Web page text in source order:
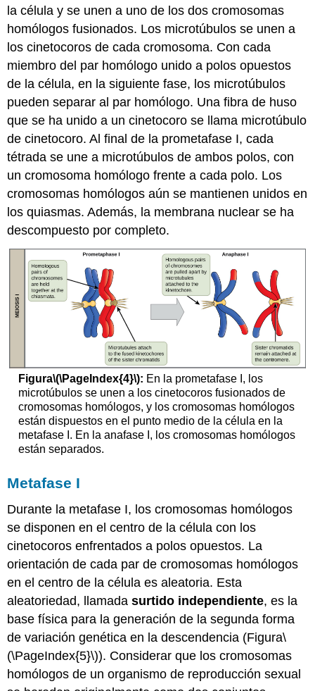
la célula y se unen a uno de los dos cromosomas
homólogos fusionados. Los microtúbulos se unen a
los cinetocoros de cada cromosoma. Con cada
miembro del par homólogo unido a polos opuestos
de la célula, en la siguiente fase, los microtúbulos
pueden separar al par homólogo. Una fibra de huso
que se ha unido a un cinetocoro se llama microtúbulo
de cinetocoro. Al final de la prometafase I, cada
tétrada se une a microtúbulos de ambos polos, con
un cromosoma homólogo frente a cada polo. Los
cromosomas homólogos aún se mantienen unidos en
los quiasmas. Además, la membrana nuclear se ha
descompuesto por completo.
Figura\(\PageIndex{4}\): En la prometafase I, los
microtúbulos se unen a los cinetocoros fusionados de
cromosomas homólogos, y los cromosomas homólogos
están dispuestos en el punto medio de la célula en la
metafase I. En la anafase I, los cromosomas homólogos
están separados.
Metafase I
Durante la metafase I, los cromosomas homólogos
se disponen en el centro de la célula con los
cinetocoros enfrentados a polos opuestos. La
orientación de cada par de cromosomas homólogos
en el centro de la célula es aleatoria. Esta
aleatoriedad, llamadasurtido independiente, es la
base física para la generación de la segunda forma
de variación genética en la descendencia (Figura\
(\PageIndex{5}\)). Considerar que los cromosomas
homólogos de un organismo de reproducción sexual